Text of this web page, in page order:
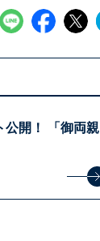
公開！ 「御両親